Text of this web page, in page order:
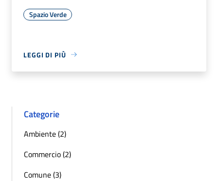
Spazio Verde
LEGGI DI PIÙ
Categorie
Ambiente (2)
Commercio (2)
Comune (3)